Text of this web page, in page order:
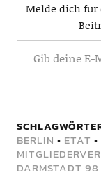
Melde dich für
BERLIN • ETAT •
DARMSTADT 98